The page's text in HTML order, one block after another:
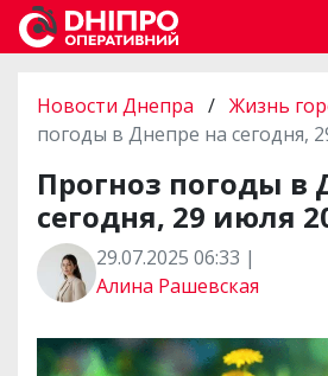
Новости Днепра / Жизнь
погоды в Днепре на сегодня,
Прогноз погоды в
сегодня, 29 июля
29.07.2025 06:33 |
Алина Рашевская